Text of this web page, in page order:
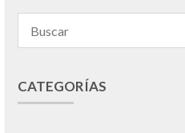
CATEGORÍAS